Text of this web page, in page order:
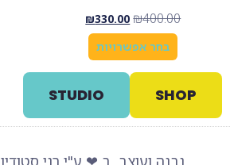
₪400.00
₪330.00
בחר אפשרויות
SHOP
STUDIO
נבנה ועוצב ב ❤ ע"י רני סטודיו